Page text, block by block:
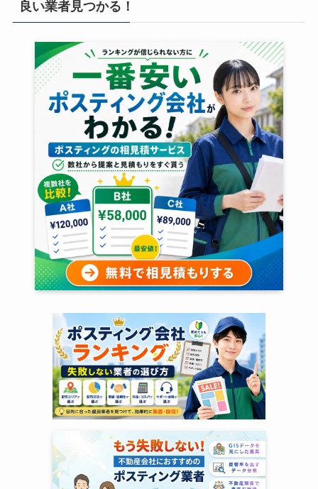
良い業者見つかる！